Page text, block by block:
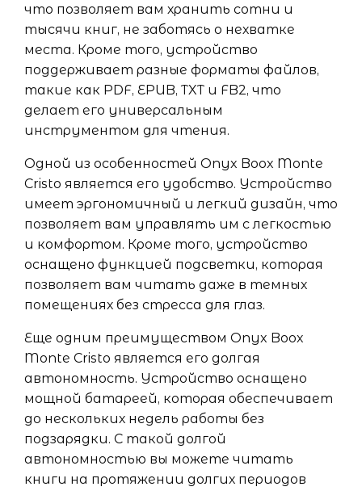
что позволяет вам хранить сотни и
тысячи книг, не заботясь о нехватке
места. Кроме того, устройство
поддерживает разные форматы файлов,
такие как PDF, EPUB, TXT и FB2, что
делает его универсальным
инструментом для чтения.
Одной из особенностей Onyx Boox Monte
Cristo является его удобство. Устройство
имеет эргономичный и легкий дизайн, что
позволяет вам управлять им с легкостью
и комфортом. Кроме того, устройство
оснащено функцией подсветки, которая
позволяет вам читать даже в темных
помещениях без стресса для глаз.
Еще одним преимуществом Onyx Boox
Monte Cristo является его долгая
автономность. Устройство оснащено
мощной батареей, которая обеспечивает
до нескольких недель работы без
подзарядки. С такой долгой
автономностью вы можете читать
книги на протяжении долгих периодов